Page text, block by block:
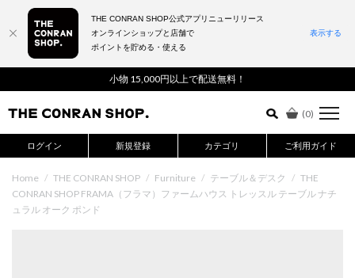
小物 15,000円以上で配送無料！
(0)
ログイン 新規登録 カテゴリ ご利用ガイド
詳細検索はこちら
Home / THE CONRAN SHOP / Furniture / テーブル＆デスク / THE
CONRAN SHOP FRAMA（フラマ）ファームハウス トレッスル テーブル ナチ
ュラル オーク ポンド
THE CONRAN SHOP公式アプリニューリリース
オンラインショップと店舗で
ポイントを貯める・使える
表示する